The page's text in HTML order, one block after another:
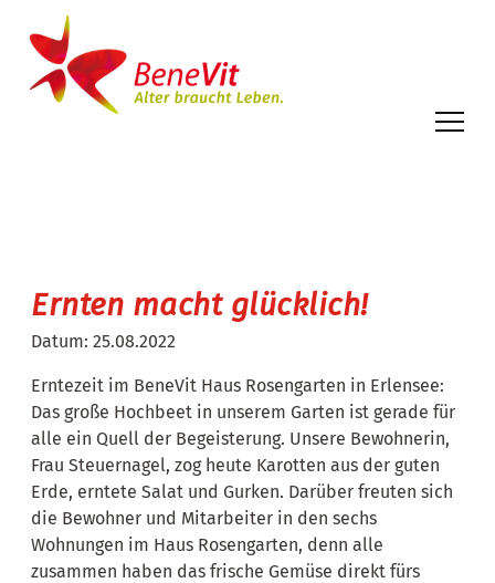
Ernten macht glücklich!
Datum: 25.08.2022
Erntezeit im BeneVit Haus Rosengarten in Erlensee:
Das große Hochbeet in unserem Garten ist gerade für
alle ein Quell der Begeisterung. Unsere Bewohnerin,
Frau Steuernagel, zog heute Karotten aus der guten
Erde, erntete Salat und Gurken. Darüber freuten sich
die Bewohner und Mitarbeiter in den sechs
Wohnungen im Haus Rosengarten, denn alle
zusammen haben das frische Gemüse direkt fürs